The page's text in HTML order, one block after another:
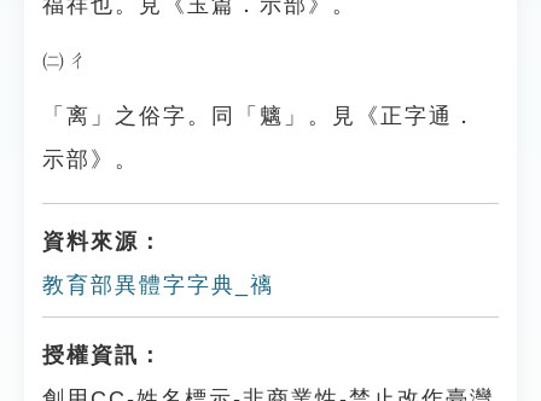
福祥也。見《玉篇．示部》。
㈡ㄔ
「离」之俗字。同「魑」。見《正字通．
示部》。
資料來源：
教育部異體字字典_䄜
授權資訊：